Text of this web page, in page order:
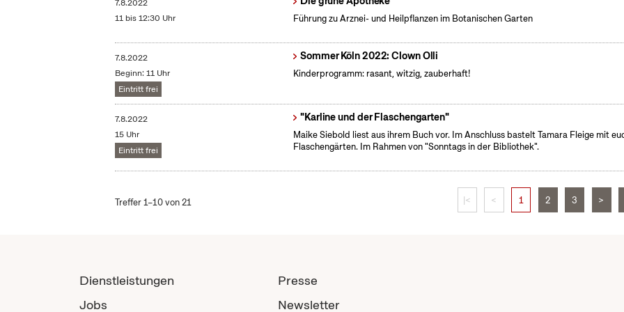
7.8.2022
11 bis 12:30 Uhr
Führung zu Arznei- und Heilpflanzen im Botanischen Garten
7.8.2022
Beginn: 11 Uhr
Eintritt frei
Sommer Köln 2022: Clown Olli
Kinderprogramm: rasant, witzig, zauberhaft!
7.8.2022
15 Uhr
Eintritt frei
"Karline und der Flaschengarten"
Maike Siebold liest aus ihrem Buch vor. Im Anschluss bastelt Tamara Fleige mit
Flaschengärten. Im Rahmen von "Sonntags in der Bibliothek".
Treffer 1–10 von 21 |< < 1 2 3 >
Dienstleistungen
Jobs
Presse
Newsletter